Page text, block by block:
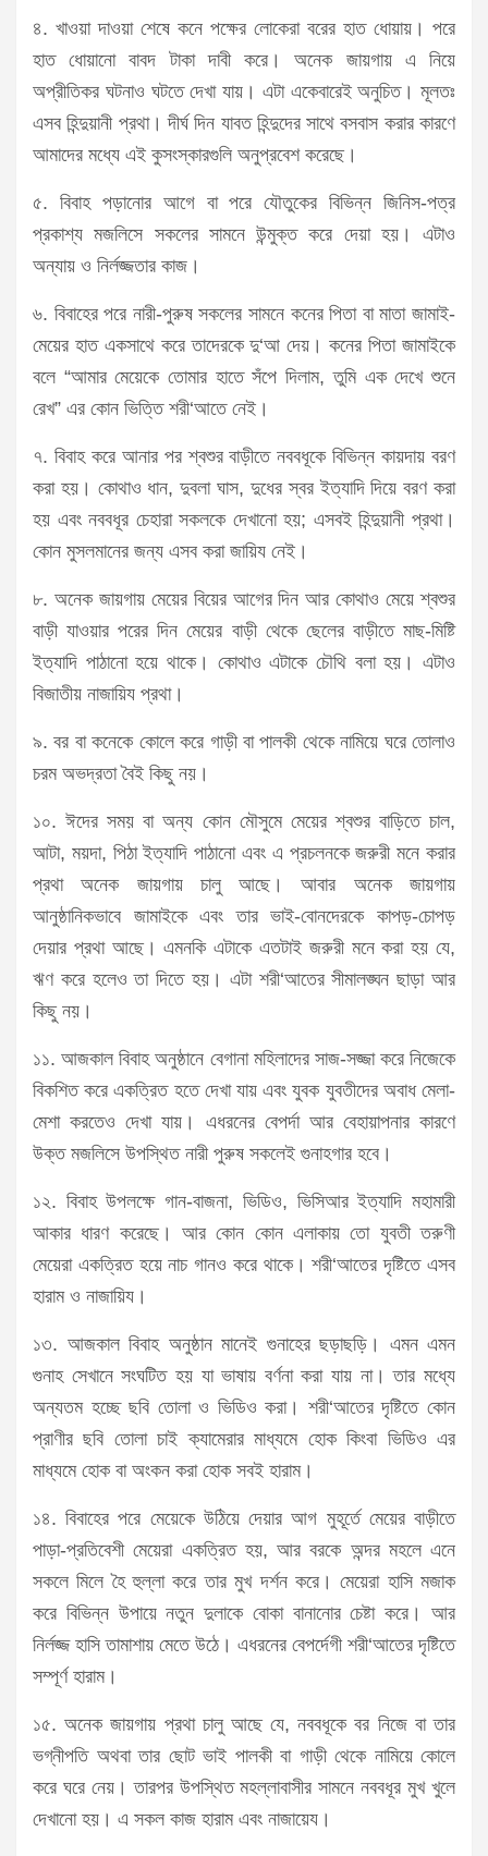
৪. খাওয়া দাওয়া শেষে কনে পক্ষের লোকেরা বরের হাত ধোয়ায়। পরে
হাত ধোয়ানো বাবদ টাকা দাবী করে। অনেক জায়গায় এ নিয়ে
অপ্রীতিকর ঘটনাও ঘটতে দেখা যায়। এটা একেবারেই অনুচিত। মূলতঃ
এসব হিন্দুয়ানী প্রথা। দীর্ঘ দিন যাবত হিন্দুদের সাথে বসবাস করার কারণে
আমাদের মধ্যে এই কুসংস্কারগুলি অনুপ্রবেশ করেছে।
৫. বিবাহ পড়ানোর আগে বা পরে যৌতুকের বিভিন্ন জিনিস-পত্র
প্রকাশ্য মজলিসে সকলের সামনে উন্মুক্ত করে দেয়া হয়। এটাও
অন্যায় ও নির্লজ্জতার কাজ।
৬. বিবাহের পরে নারী-পুরুষ সকলের সামনে কনের পিতা বা মাতা জামাই-
মেয়ের হাত একসাথে করে তাদেরকে দু‘আ দেয়। কনের পিতা জামাইকে
বলে “আমার মেয়েকে তোমার হাতে সঁপে দিলাম, তুমি এক দেখে শুনে
রেখ” এর কোন ভিত্তি শরী‘আতে নেই।
৭. বিবাহ করে আনার পর শ্বশুর বাড়ীতে নববধূকে বিভিন্ন কায়দায় বরণ
করা হয়। কোথাও ধান, দুবলা ঘাস, দুধের স্বর ইত্যাদি দিয়ে বরণ করা
হয় এবং নববধূর চেহারা সকলকে দেখানো হয়; এসবই হিন্দুয়ানী প্রথা।
কোন মুসলমানের জন্য এসব করা জায়িয নেই।
৮. অনেক জায়গায় মেয়ের বিয়ের আগের দিন আর কোথাও মেয়ে শ্বশুর
বাড়ী যাওয়ার পরের দিন মেয়ের বাড়ী থেকে ছেলের বাড়ীতে মাছ-মিষ্টি
ইত্যাদি পাঠানো হয়ে থাকে। কোথাও এটাকে চৌথি বলা হয়। এটাও
বিজাতীয় নাজায়িয প্রথা।
৯. বর বা কনেকে কোলে করে গাড়ী বা পালকী থেকে নামিয়ে ঘরে তোলাও
চরম অভদ্রতা বৈই কিছু নয়।
১০. ঈদের সময় বা অন্য কোন মৌসুমে মেয়ের শ্বশুর বাড়িতে চাল,
আটা, ময়দা, পিঠা ইত্যাদি পাঠানো এবং এ প্রচলনকে জরুরী মনে করার
প্রথা অনেক জায়গায় চালু আছে। আবার অনেক জায়গায়
আনুষ্ঠানিকভাবে জামাইকে এবং তার ভাই-বোনদেরকে কাপড়-চোপড়
দেয়ার প্রথা আছে। এমনকি এটাকে এতটাই জরুরী মনে করা হয় যে,
ঋণ করে হলেও তা দিতে হয়। এটা শরী‘আতের সীমালঙ্ঘন ছাড়া আর
কিছু নয়।
১১. আজকাল বিবাহ অনুষ্ঠানে বেগানা মহিলাদের সাজ-সজ্জা করে নিজেকে
বিকশিত করে একত্রিত হতে দেখা যায় এবং যুবক যুবতীদের অবাধ মেলা-
মেশা করতেও দেখা যায়। এধরনের বেপর্দা আর বেহায়াপনার কারণে
উক্ত মজলিসে উপস্থিত নারী পুরুষ সকলেই গুনাহগার হবে।
১২. বিবাহ উপলক্ষে গান-বাজনা, ভিডিও, ভিসিআর ইত্যাদি মহামারী
আকার ধারণ করেছে। আর কোন কোন এলাকায় তো যুবতী তরুণী
মেয়েরা একত্রিত হয়ে নাচ গানও করে থাকে। শরী‘আতের দৃষ্টিতে এসব
হারাম ও নাজায়িয।
১৩. আজকাল বিবাহ অনুষ্ঠান মানেই গুনাহের ছড়াছড়ি। এমন এমন
গুনাহ সেখানে সংঘটিত হয় যা ভাষায় বর্ণনা করা যায় না। তার মধ্যে
অন্যতম হচ্ছে ছবি তোলা ও ভিডিও করা। শরী‘আতের দৃষ্টিতে কোন
প্রাণীর ছবি তোলা চাই ক্যামেরার মাধ্যমে হোক কিংবা ভিডিও এর
মাধ্যমে হোক বা অংকন করা হোক সবই হারাম।
১৪. বিবাহের পরে মেয়েকে উঠিয়ে দেয়ার আগ মুহূর্তে মেয়ের বাড়ীতে
পাড়া-প্রতিবেশী মেয়েরা একত্রিত হয়, আর বরকে অন্দর মহলে এনে
সকলে মিলে হৈ হুল্লা করে তার মুখ দর্শন করে। মেয়েরা হাসি মজাক
করে বিভিন্ন উপায়ে নতুন দুলাকে বোকা বানানোর চেষ্টা করে। আর
নির্লজ্জ হাসি তামাশায় মেতে উঠে। এধরনের বেপর্দেগী শরী‘আতের দৃষ্টিতে
সম্পূর্ণ হারাম।
১৫. অনেক জায়গায় প্রথা চালু আছে যে, নববধূকে বর নিজে বা তার
ভগ্নীপতি অথবা তার ছোট ভাই পালকী বা গাড়ী থেকে নামিয়ে কোলে
করে ঘরে নেয়। তারপর উপস্থিত মহল্লাবাসীর সামনে নববধূর মুখ খুলে
দেখানো হয়। এ সকল কাজ হারাম এবং নাজায়েয।